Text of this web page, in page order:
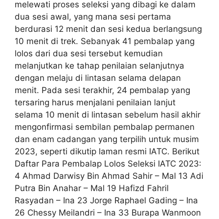
melewati proses seleksi yang dibagi ke dalam
dua sesi awal, yang mana sesi pertama
berdurasi 12 menit dan sesi kedua berlangsung
10 menit di trek. Sebanyak 41 pembalap yang
lolos dari dua sesi tersebut kemudian
melanjutkan ke tahap penilaian selanjutnya
dengan melaju di lintasan selama delapan
menit. Pada sesi terakhir, 24 pembalap yang
tersaring harus menjalani penilaian lanjut
selama 10 menit di lintasan sebelum hasil akhir
mengonfirmasi sembilan pembalap permanen
dan enam cadangan yang terpilih untuk musim
2023, seperti dikutip laman resmi IATC. Berikut
Daftar Para Pembalap Lolos Seleksi IATC 2023:
4 Ahmad Darwisy Bin Ahmad Sahir – Mal 13 Adi
Putra Bin Anahar – Mal 19 Hafizd Fahril
Rasyadan – Ina 23 Jorge Raphael Gading – Ina
26 Chessy Meilandri – Ina 33 Burapa Wanmoon